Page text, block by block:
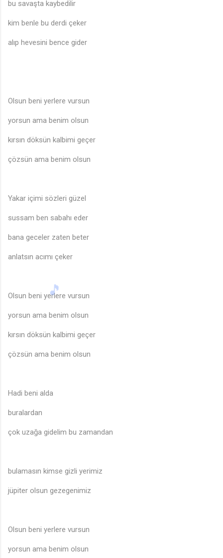
bu savaşta kaybedilir
kim benle bu derdi çeker
alıp hevesini bence gider
Olsun beni yerlere vursun
yorsun ama benim olsun
kırsın döksün kalbimi geçer
çözsün ama benim olsun
Yakar içimi sözleri güzel
sussam ben sabahı eder
bana geceler zaten beter
anlatsın acımı çeker
Olsun beni yerlere vursun
yorsun ama benim olsun
kırsın döksün kalbimi geçer
çözsün ama benim olsun
Hadi beni alda
buralardan
çok uzağa gidelim bu zamandan
bulamasın kimse gizli yerimiz
jüpiter olsun gezegenimiz
Olsun beni yerlere vursun
yorsun ama benim olsun